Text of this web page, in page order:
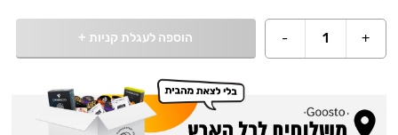
+
1
- הוספה לעגלת קניות +